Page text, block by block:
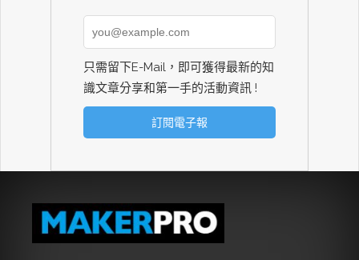
只需留下E-Mail，即可獲得最新的知
識文章分享和第一手的活動資訊 !